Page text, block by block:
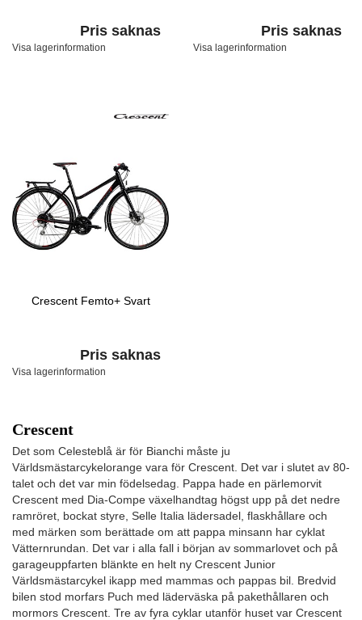
Pris saknas
Visa lagerinformation
Pris saknas
Visa lagerinformation
Crescent Femto+ Svart
Pris saknas
Visa lagerinformation
Crescent
Det som Celesteblå är för Bianchi måste ju
Världsmästarcykelorange vara för Crescent. Det var i slutet av 80-
talet och det var min födelsedag. Pappa hade en pärlemorvit
Crescent med Dia-Compe växelhandtag högst upp på det nedre
ramröret, bockat styre, Selle Italia lädersadel, flaskhållare och
med märken som berättade om att pappa minsann har cyklat
Vätternrundan. Det var i alla fall i början av sommarlovet och på
garageuppfarten blänkte en helt ny Crescent Junior
Världsmästarcykel ikapp med mammas och pappas bil. Bredvid
bilen stod morfars Puch med läderväska på pakethållaren och
mormors Crescent. Tre av fyra cyklar utanför huset var Crescent